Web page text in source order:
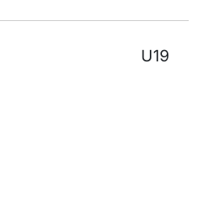
U19